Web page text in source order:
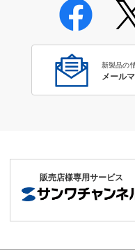
新製品の
メール
販売店様専用サービス